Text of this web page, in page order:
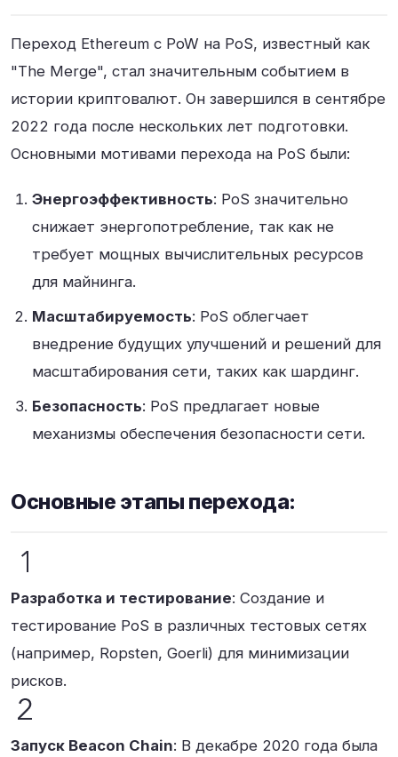
Переход Ethereum с PoW на PoS, известный как
"The Merge", стал значительным событием в
истории криптовалют. Он завершился в сентябре
2022 года после нескольких лет подготовки.
Основными мотивами перехода на PoS были:
Энергоэффективность: PoS значительно
снижает энергопотребление, так как не
требует мощных вычислительных ресурсов
для майнинга.
Масштабируемость: PoS облегчает
внедрение будущих улучшений и решений для
масштабирования сети, таких как шардинг.
Безопасность: PoS предлагает новые
механизмы обеспечения безопасности сети.
Основные этапы перехода:
Разработка и тестирование: Создание и
тестирование PoS в различных тестовых сетях
(например, Ropsten, Goerli) для минимизации
рисков.
Запуск Beacon Chain: В декабре 2020 года была